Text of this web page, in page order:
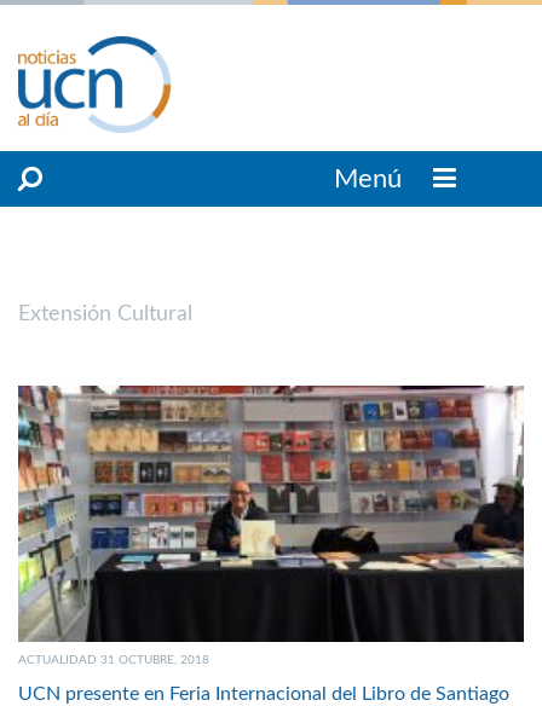
Menú
Extensión Cultural
ACTUALIDAD 31 OCTUBRE, 2018
UCN presente en Feria Internacional del Libro de Santiago